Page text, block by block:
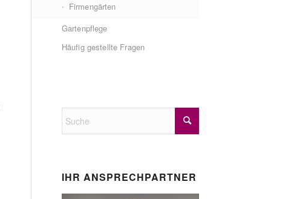
Firmengärten
Gartenpflege
Häufig gestellte Fragen
IHR ANSPRECHPARTNER